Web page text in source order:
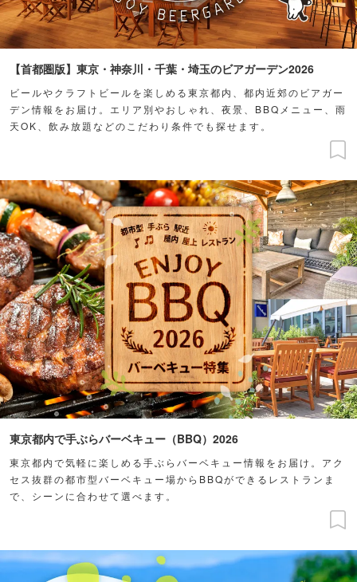
【首都圏版】東京・神奈川・千葉・埼玉のビアガーデン2026
ビールやクラフトビールを楽しめる東京都内、都内近郊のビアガー
デン情報をお届け。エリア別やおしゃれ、夜景、BBQメニュー、雨
天OK、飲み放題などのこだわり条件でも探せます。
東京都内で手ぶらバーベキュー（BBQ）2026
東京都内で気軽に楽しめる手ぶらバーベキュー情報をお届け。アク
セス抜群の都市型バーベキュー場からBBQができるレストランま
で、シーンに合わせて選べます。